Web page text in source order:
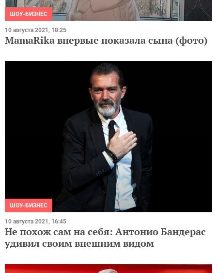
ШОУ-БИЗНЕС
10 августа 2021, 18:25
MamaRika впервые показала сына (фото)
ШОУ-БИЗНЕС
10 августа 2021, 16:45
Не похож сам на себя: Антонио Бандерас
удивил своим внешним видом